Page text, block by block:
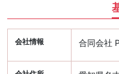
会社情報 合同会社